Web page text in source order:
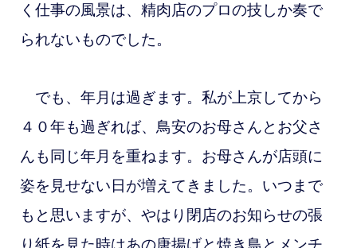
く仕事の風景は、精肉店のプロの技しか奏で
られないものでした。
でも、年月は過ぎます。私が上京してから
４０年も過ぎれば、鳥安のお母さんとお父さ
んも同じ年月を重ねます。お母さんが店頭に
姿を見せない日が増えてきました。いつまで
もと思いますが、やはり閉店のお知らせの張
り紙を見た時はあの唐揚げと焼き鳥とメンチ